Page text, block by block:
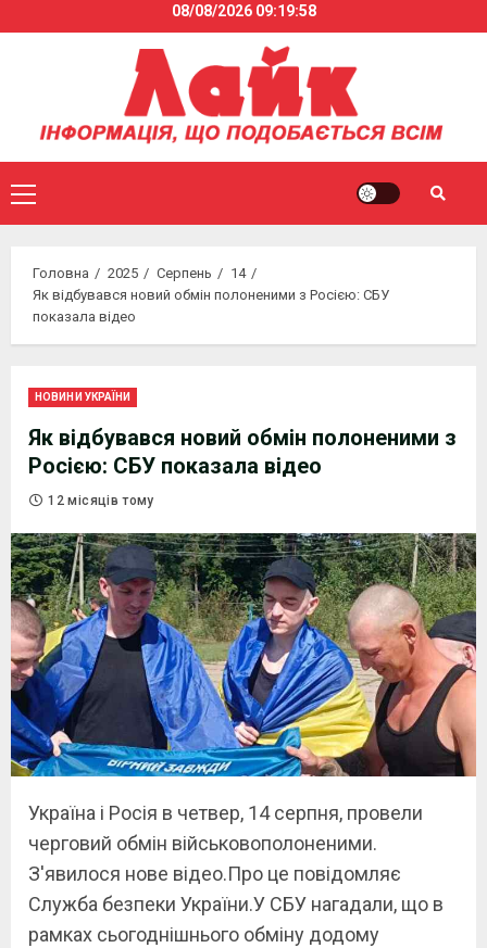
to
08/08/2026 09:19:59
Primary
Menu
Головна 2025 Серпень
14
Як відбувався новий обмін полоненими з Росією: СБУ
показала відео
НОВИНИ УКРАЇНИ
Як відбувався новий обмін полоненими з
Росією: СБУ показала відео
12 місяців тому
Україна і Росія в четвер, 14 серпня, провели
черговий обмін військовополоненими.
З'явилося нове відео.Про це повідомляє
Служба безпеки України.У СБУ нагадали, що в
рамках сьогоднішнього обміну додому